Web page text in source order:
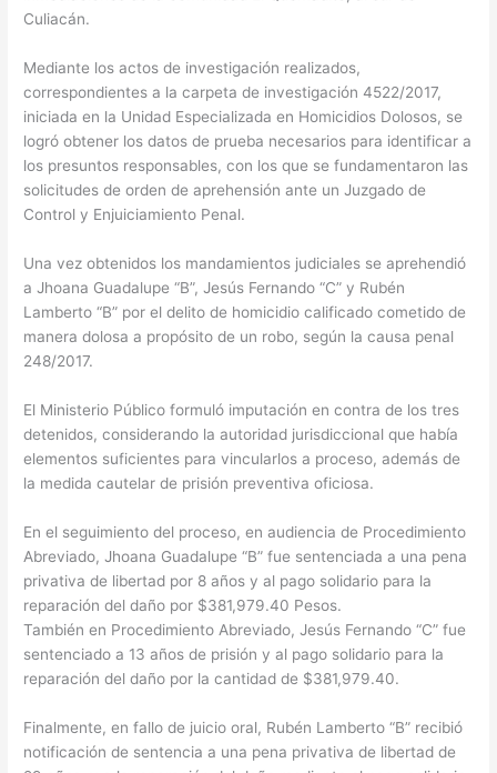
Culiacán.
Mediante los actos de investigación realizados,
correspondientes a la carpeta de investigación 4522/2017,
iniciada en la Unidad Especializada en Homicidios Dolosos, se
logró obtener los datos de prueba necesarios para identificar a
los presuntos responsables, con los que se fundamentaron las
solicitudes de orden de aprehensión ante un Juzgado de
Control y Enjuiciamiento Penal.
Una vez obtenidos los mandamientos judiciales se aprehendió
a Jhoana Guadalupe “B”, Jesús Fernando “C” y Rubén
Lamberto “B” por el delito de homicidio calificado cometido de
manera dolosa a propósito de un robo, según la causa penal
248/2017.
El Ministerio Público formuló imputación en contra de los tres
detenidos, considerando la autoridad jurisdiccional que había
elementos suficientes para vincularlos a proceso, además de
la medida cautelar de prisión preventiva oficiosa.
En el seguimiento del proceso, en audiencia de Procedimiento
Abreviado, Jhoana Guadalupe “B” fue sentenciada a una pena
privativa de libertad por 8 años y al pago solidario para la
reparación del daño por $381,979.40 Pesos.
También en Procedimiento Abreviado, Jesús Fernando “C” fue
sentenciado a 13 años de prisión y al pago solidario para la
reparación del daño por la cantidad de $381,979.40.
Finalmente, en fallo de juicio oral, Rubén Lamberto “B” recibió
notificación de sentencia a una pena privativa de libertad de